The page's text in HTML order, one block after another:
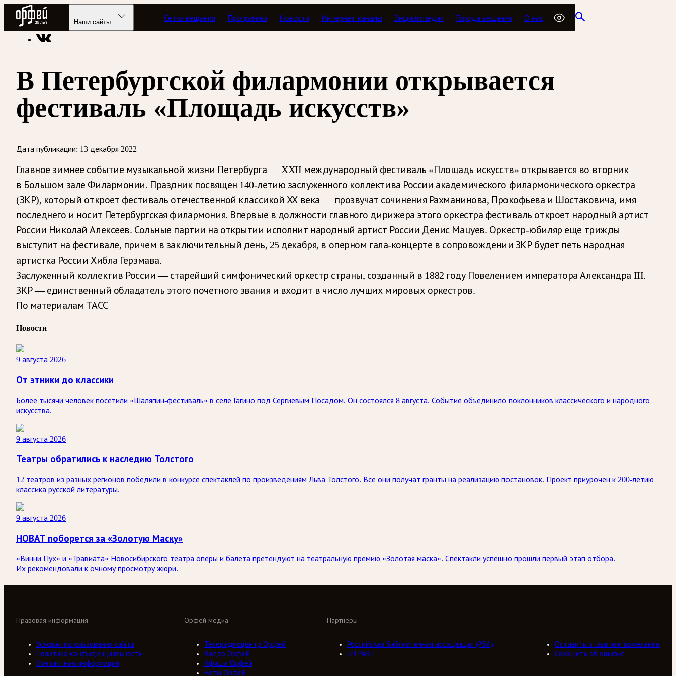
Радио Орфей
Наши сайты Сетка вещания Программы Новости Интернет-каналы Энциклопедия Города вещания О нас
Радио классической музыки «Орфей» Новости
В Петербургской филармонии открывается
фестиваль «Площадь искусств»
Дата публикации: 13 декабря 2022
Главное зимнее событие музыкальной жизни Петербурга — XXII международный фестиваль «Площадь искусств» открывается во вторник
в Большом зале Филармонии. Праздник посвящен 140-летию заслуженного коллектива России академического филармонического оркестра
(ЗКР), который откроет фестиваль отечественной классикой ХХ века — прозвучат сочинения Рахманинова, Прокофьева и Шостаковича, имя
последнего и носит Петербургская филармония. Впервые в должности главного дирижера этого оркестра фестиваль откроет народный артист
России Николай Алексеев. Сольные партии на открытии исполнит народный артист России Денис Мацуев. Оркестр-юбиляр еще трижды
выступит на фестивале, причем в заключительный день, 25 декабря, в оперном гала-концерте в сопровождении ЗКР будет петь народная
артистка России Хибла Герзмава.
Заслуженный коллектив России — старейший симфонический оркестр страны, созданный в 1882 году Повелением императора Александра III.
ЗКР — единственный обладатель этого почетного звания и входит в число лучших мировых оркестров.
По материалам ТАСС
Новости
9 августа 2026
От этники до классики
Более тысячи человек посетили «Шаляпин-фестиваль» в селе Гагино под Сергиевым Посадом. Он состоялся 8 августа. Событие объединило поклонников классического и народного
искусства.
9 августа 2026
Театры обратились к наследию Толстого
12 театров из разных регионов победили в конкурсе спектаклей по произведениям Льва Толстого. Все они получат гранты на реализацию постановок. Проект приурочен к 200-летию
классика русской литературы.
9 августа 2026
НОВАТ поборется за «Золотую Маску»
«Винни Пух» и «Травиата» Новосибирского театра оперы и балета претендуют на театральную премию «Золотая маска». Спектакли успешно прошли первый этап отбора.
Их рекомендовали к очному просмотру жюри.
Орфей медиа
Телерадиоцентр Орфей
Видео Орфей
Афиша Орфей
Ноты Орфей
Партнеры
Российская библиотечная ассоциация (РБА)
///ТРАКТ
Правовая информация
Условия использования сайта
Политика конфиденциальности
Контактная информация
Оставить отзыв или пожелание
Сообщить об ошибке